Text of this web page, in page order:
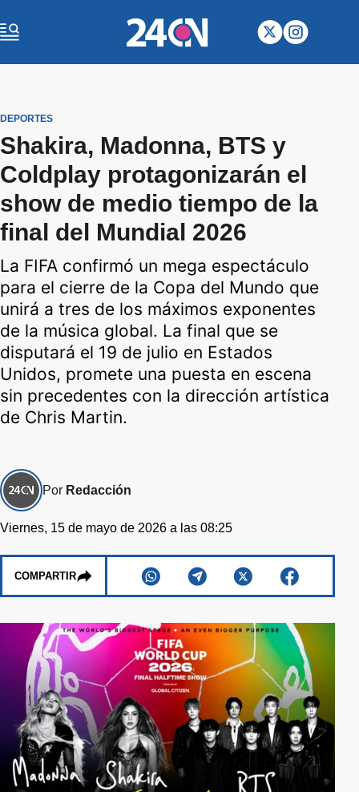
DEPORTES
Shakira, Madonna, BTS y
Coldplay protagonizarán el
show de medio tiempo de la
final del Mundial 2026
La FIFA confirmó un mega espectáculo
para el cierre de la Copa del Mundo que
unirá a tres de los máximos exponentes
de la música global. La final que se
disputará el 19 de julio en Estados
Unidos, promete una puesta en escena
sin precedentes con la dirección artística
de Chris Martin.
Por Redacción
Viernes, 15 de mayo de 2026 a las 08:25
COMPARTIR